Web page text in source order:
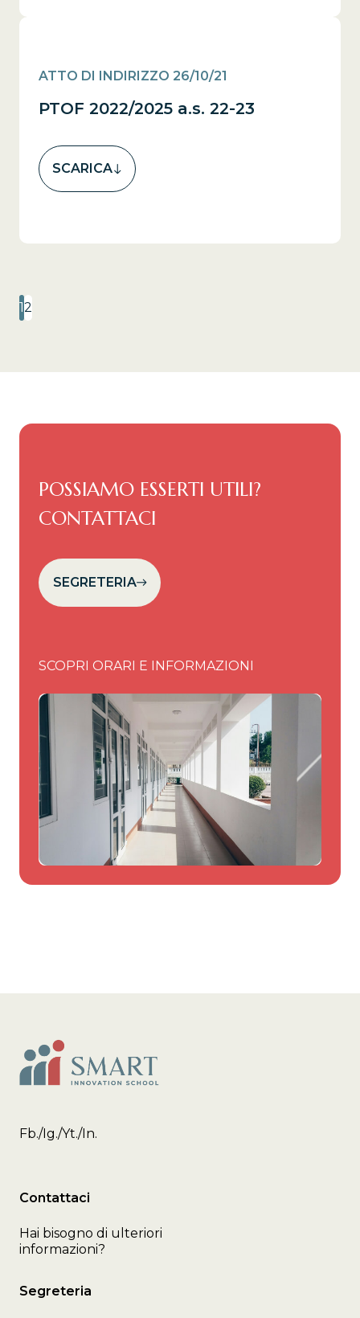
ATTO DI INDIRIZZO 26/10/21
PTOF 2022/2025 a.s. 22-23
SCARICA
12
POSSIAMO ESSERTI UTILI?
CONTATTACI
SEGRETERIA
SCOPRI ORARI E INFORMAZIONI
Fb./Ig./Yt./In.
Contattaci
Hai bisogno di ulteriori
informazioni?
Segreteria